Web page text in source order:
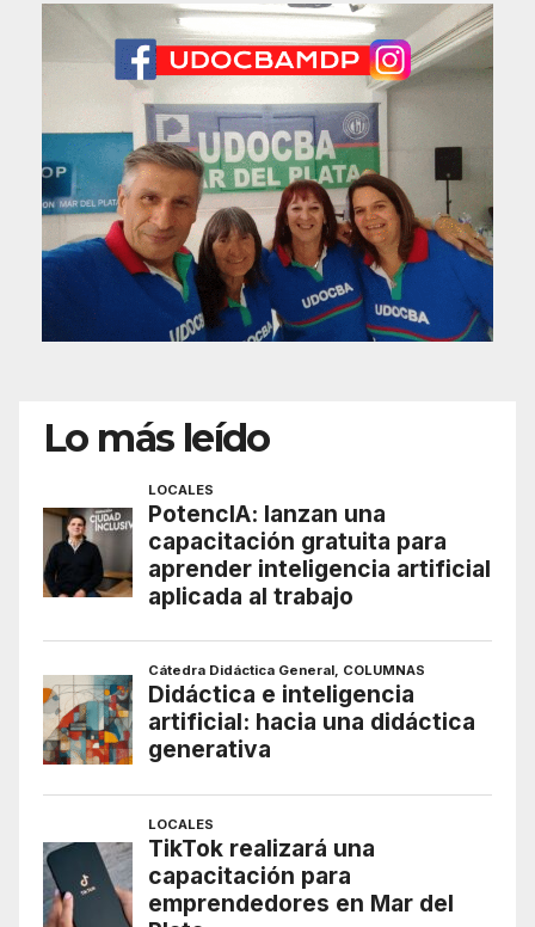
Lo más leído